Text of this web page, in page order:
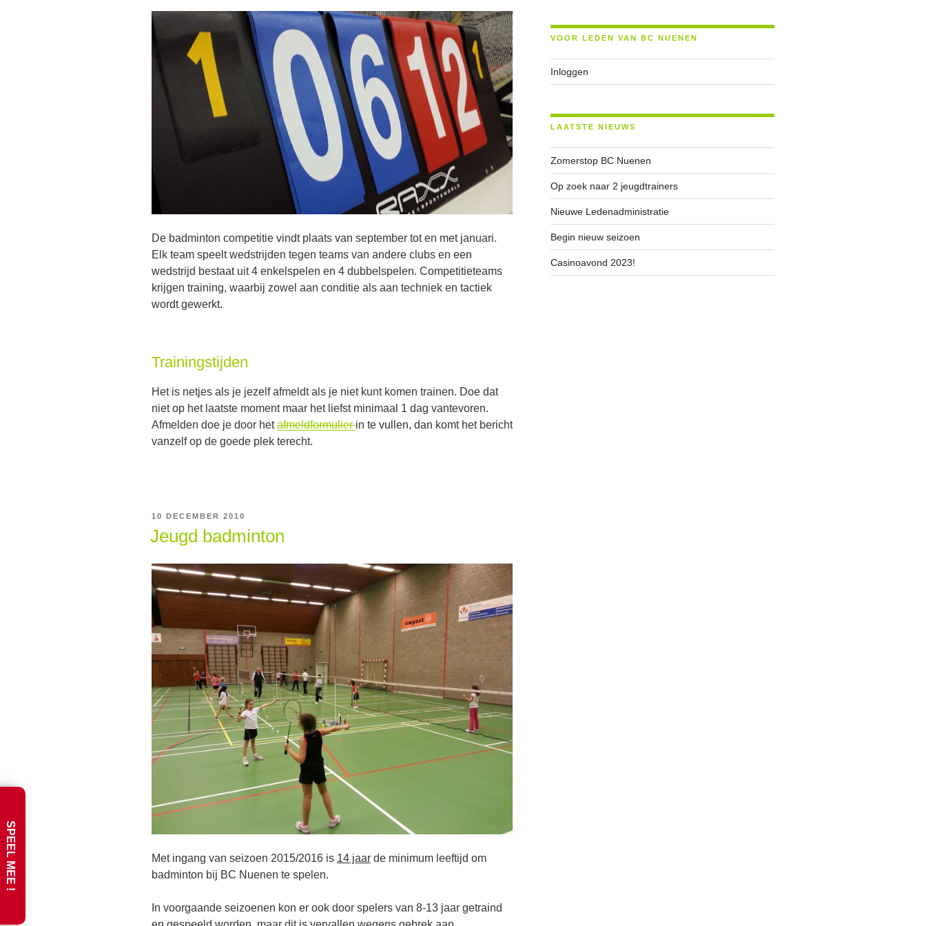
De badminton competitie vindt plaats van september tot en met januari.
Elk team speelt wedstrijden tegen teams van andere clubs en een
wedstrijd bestaat uit 4 enkelspelen en 4 dubbelspelen. Competitieteams
krijgen training, waarbij zowel aan conditie als aan techniek en tactiek
wordt gewerkt.
Trainingstijden
Het is netjes als je jezelf afmeldt als je niet kunt komen trainen. Doe dat
niet op het laatste moment maar het liefst minimaal 1 dag vantevoren.
Afmelden doe je door hetafmeldformulierin te vullen, dan komt het bericht
vanzelf op de goede plek terecht.
GEPLAATST
10 DECEMBER 2010
Jeugd badminton
Met ingang van seizoen 2015/2016 is 14 jaar de minimum leeftijd om
badminton bij BC Nuenen te spelen.
In voorgaande seizoenen kon er ook door spelers van 8-13 jaar getraind
VOOR LEDEN VAN BC NUENEN
Inloggen
LAATSTE NIEUWS
Zomerstop BC Nuenen
Op zoek naar 2 jeugdtrainers
Nieuwe Ledenadministratie
Begin nieuw seizoen
Casinoavond 2023!
SPEEL MEE !